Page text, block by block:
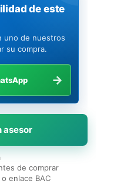
de este
uno de nuestros
su compra.
→
asesor
de comprar
enlace BAC